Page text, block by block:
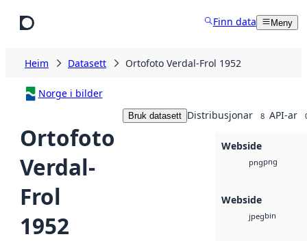
Finn data Meny
Heim Datasett Ortofoto Verdal-Frol 1952
Norge i bilder
Ortofoto
Verdal-
Frol
1952
Bruk datasett Distribusjonar 8 API-ar
Webside
pngpng
Webside
jpegbin